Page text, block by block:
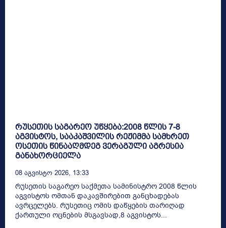
რუსეთის საგარეო უწყება:2008 წლის 7-8
აგვისტოს, სააკაშვილის რეჟიმმა სამხრეთ
ოსეთის წინააღმდეგ ვერაგული აგრესია
განახორციელა
08 Აგვისტო 2026, 13:33
რუსეთის საგარეო საქმეთა სამინისტრო 2008 წლის
აგვისტოს ომთან დაკავშირებით განცხადებას
ავრცელებს. რუსეთიც ომის დაწყების თარიღად
ქართული ოცნების მსგავსად,8 აგვისტოს...